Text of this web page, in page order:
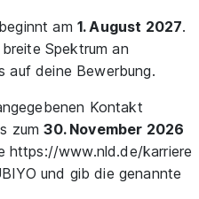
am 1. August 2027.
Spektrum an
auf deine Bewerbung.
Kontakt
zum30. November 2026
https://www.nld.de/karriere
und gib die genannte